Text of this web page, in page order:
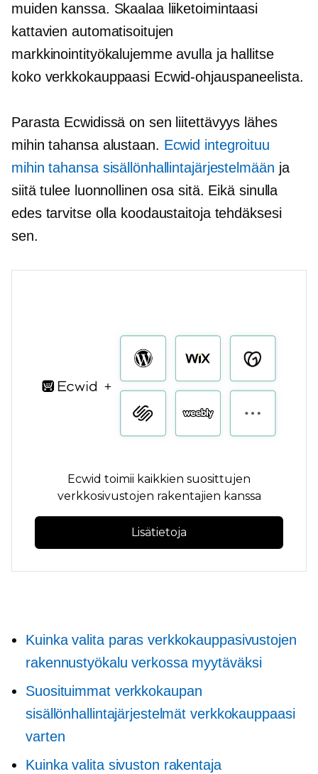
muiden kanssa. Skaalaa liiketoimintaasi
kattavien automatisoitujen
markkinointityökalujemme avulla ja hallitse
koko verkkokauppaasi Ecwid-ohjauspaneelista.
Parasta Ecwidissä on sen liitettävyys lähes
mihin tahansa alustaan. Ecwid integroituu
mihin tahansa sisällönhallintajärjestelmään ja
siitä tulee luonnollinen osa sitä. Eikä sinulla
edes tarvitse olla koodaustaitoja tehdäksesi
sen.
Ecwid toimii kaikkien suosittujen
verkkosivustojen rakentajien kanssa
Lisätietoja
Kuinka valita paras verkkokauppasivustojen
rakennustyökalu verkossa myytäväksi
Suosituimmat verkkokaupan
sisällönhallintajärjestelmät verkkokauppaasi
varten
Kuinka valita sivuston rakentaja